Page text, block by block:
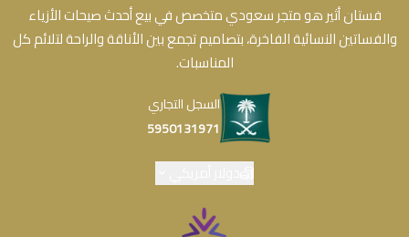
فستان أثير هو متجر سعودي متخصص في بيع أحدث صيحات الأزياء
والفساتين النسائية الفاخرة، بتصاميم تجمع بين الأناقة والراحة لتلائم كل
المناسبات.
السجل التجاري
5950131971